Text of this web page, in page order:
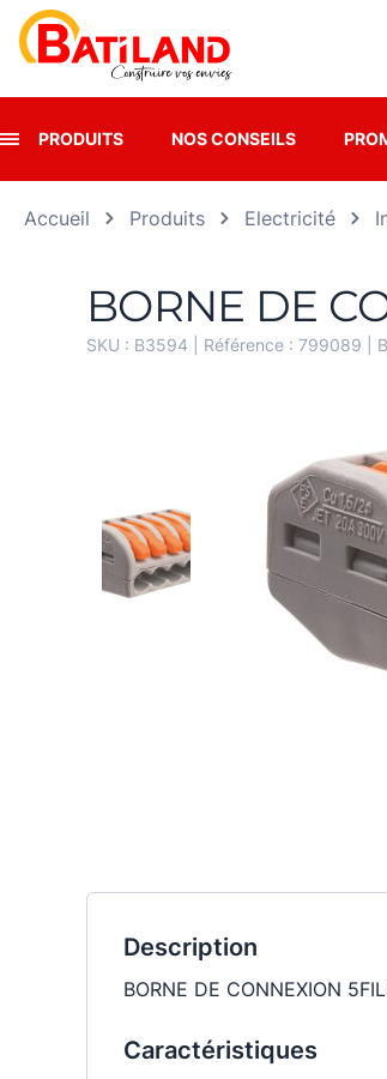
PRODUITS NOS CONSEILS
Accueil Produits Electricité
BORNE DE
SKU : B3594 | Référence : 799089
Description
BORNE DE CONNEXION
Caractéristiques
Panneau de gestion des cookies